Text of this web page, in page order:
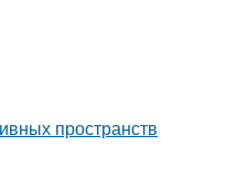
пространств